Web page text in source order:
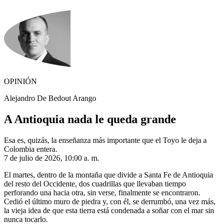
OPINIÓN
Alejandro De Bedout Arango
A Antioquia nada le queda grande
Esa es, quizás, la enseñanza más importante que el Toyo le deja a
Colombia entera.
7 de julio de 2026, 10:00 a. m.
El martes, dentro de la montaña que divide a Santa Fe de Antioquia
del resto del Occidente, dos cuadrillas que llevaban tiempo
perforando una hacia otra, sin verse, finalmente se encontraron.
Cedió el último muro de piedra y, con él, se derrumbó, una vez más,
la vieja idea de que esta tierra está condenada a soñar con el mar sin
nunca tocarlo.